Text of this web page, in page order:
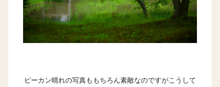
ピーカン晴れの写真ももちろん素敵なのですがこうして